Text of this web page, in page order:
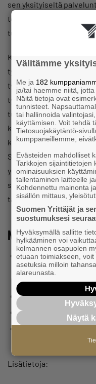
sen yksityiseltä
toteuttaa sen
tuottajan kanssa.
Kyselystä käy ilmi, että
työterveyspalvelussa
työnantajavastaajista
työterveyspalvelut
tuottavalta, jonka on
kunnan
kunnan kilpailuttamaa
SY:n tekemässä
yksikköä tai yhtiötä
siirtymää yksityisen
tapahtunut.
Näin kysyttiin
Iro Research kysyi
kyselyssä yrittäjien
kotikunta toimii.
Kysely tehtiin
Siihen vastasi 10 400
Koko kyselyn
maakunnallisia
Lisätietoja:
Välitämme
Me ja 182
ja/tai haemme niitä,
Näitä tietoja ovat
tunnisteet.
tai hallinnoida
käyttämisen. Voit tehdä
Tietosuojakäytäntö-
kumppaneillemme,
Evästeiden mahdolliset
Tarkkojen sijaintitietojen
ominaisuuksien
tallentaminen laitteelle
Kohdennettu mainonta
sisällön mittaus,
Suomen Yrittäjät ja
suostumuksesi
Hyväksymällä sallitte
hylkääminen voi
kolmannen osapuolen
etuaan toimiakseen,
asetuksia milloin
alareunasta.
Näytä